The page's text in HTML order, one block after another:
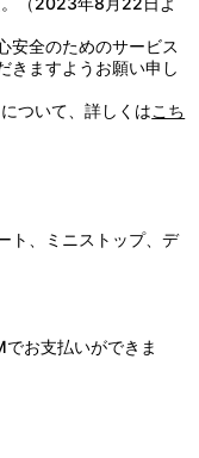
ｅｎｃｅ
く～
をつけろ～
Ｇ （メドレー）
安全のためのサービス
きますようお願い申し
ついて、詳しくはこち
ト、ミニストップ、デ
お支払いができま